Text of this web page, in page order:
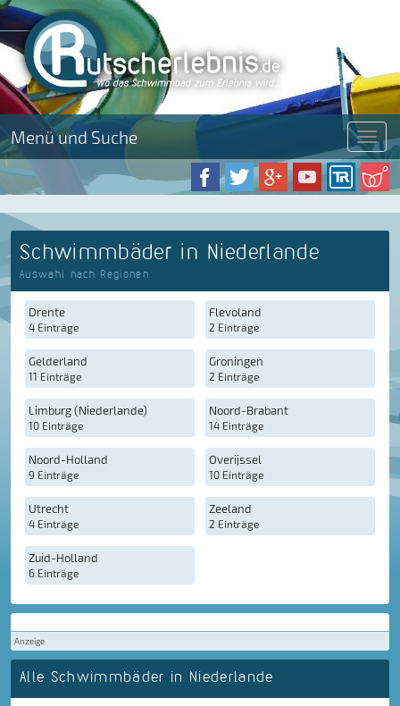
Menü und Suche Menü
Schwimmbäder in Niederlande
Auswahl nach Regionen
Drente
4 Einträge
Flevoland
2 Einträge
Gelderland
11 Einträge
Groningen
2 Einträge
Limburg (Niederlande)
10 Einträge
Noord-Brabant
14 Einträge
Noord-Holland
9 Einträge
Overijssel
10 Einträge
Utrecht
4 Einträge
Zeeland
2 Einträge
Zuid-Holland
6 Einträge
Anzeige
Alle Schwimmbäder in Niederlande